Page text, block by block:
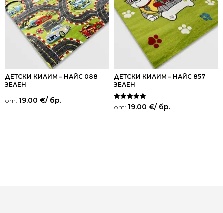
ДЕТСКИ КИЛИМ – НАЙС 088
ЗЕЛЕН
от: 19.00 €/ бр.
ДЕТСКИ КИЛИМ – НАЙС 857
ЗЕЛЕН
Оценено на
5.00
от: 19.00 €/ бр.